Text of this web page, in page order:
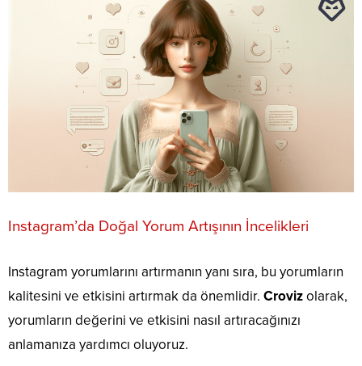
Instagram’da Doğal Yorum Artışının İncelikleri
Instagram yorumlarını artırmanın yanı sıra, bu yorumların
kalitesini ve etkisini artırmak da önemlidir. Crovizolarak,
yorumların değerini ve etkisini nasıl artıracağınızı
anlamanıza yardımcı oluyoruz.